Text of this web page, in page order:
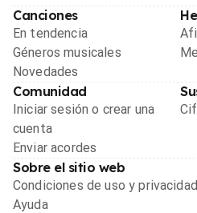
Canciones
En tendencia
Géneros musicales
Novedades
Comunidad
Iniciar sesión o crear una
cuenta
Enviar acordes
Sobre el sitio web
Condiciones de uso y privacidad
Ayuda